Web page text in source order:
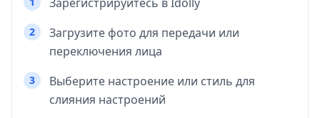
2
Загрузите фото для передачи или
переключения лица
3
Выберите настроение или стиль для
слияния настроений